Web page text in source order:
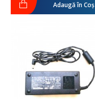
Adaugă în Coş